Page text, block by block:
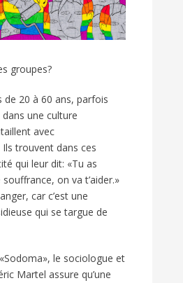
groupes?
de 20 à 60 ans, parfois
une culture
avec
Ils trouvent dans ces
qui leur dit: «Tu as
souffrance, on va t’aider.»
car c’est une
qui se targue de
le sociologue et
Martel assure qu’une